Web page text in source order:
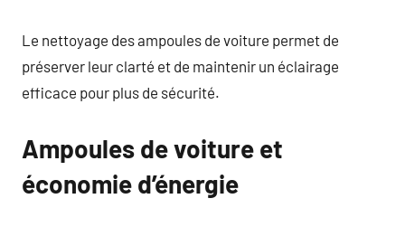
Le nettoyage des ampoules de voiture permet de
préserver leur clarté et de maintenir un éclairage
efficace pour plus de sécurité.
Ampoules de voiture et
économie d’énergie